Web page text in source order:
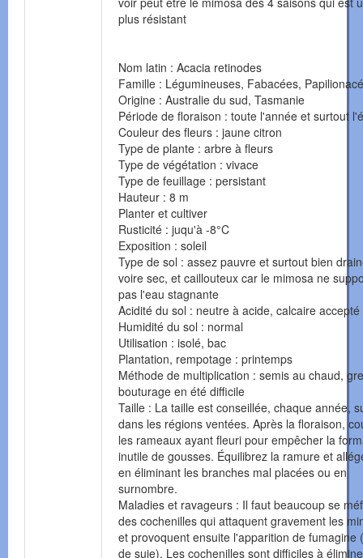
plus résistant
Nom latin : Acacia retinodes
Famille : Légumineuses, Fabacées,
Origine : Australie du sud, Tasmanie
Période de floraison : toute l'année et surtout
Couleur des fleurs : jaune citron
Type de plante : arbre à fleurs
Type de végétation : vivace
Type de feuillage : persistant
Hauteur : 8 m
Planter et cultiver
Rusticité : juqu'à -8°C
Exposition : soleil
Type de sol : assez pauvre et surtout bien
voire sec, et caillouteux car le mimosa ne
pas l'eau stagnante
Acidité du sol : neutre à acide, calcaire accepté
Humidité du sol : normal
Utilisation : isolé, bac
Plantation, rempotage : printemps
Méthode de multiplication : semis au chaud,
bouturage en été difficile
Taille : La taille est conseillée, chaque année,
dans les régions ventées. Après la floraison,
les rameaux ayant fleuri pour empêcher la
inutile de gousses. Équilibrez la ramure et
en éliminant les branches mal placées ou en
surnombre.
Maladies et ravageurs : Il faut beaucoup se
des cochenilles qui attaquent gravement les
et provoquent ensuite l'apparition de fumagine
de suie). Les cochenilles sont difficiles à